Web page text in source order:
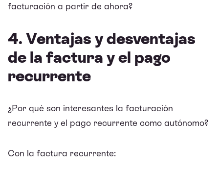
facturación a partir de ahora?
4. Ventajas y desventajas
de la factura y el pago
recurrente
¿Por qué son interesantes la facturación
recurrente y el pago recurrente como autónomo?
Con la factura recurrente: